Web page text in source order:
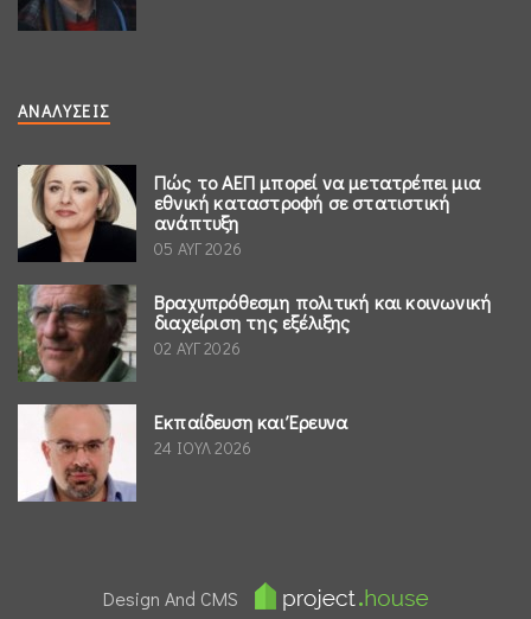
ΑΝΑΛΎΣΕΙΣ
Πώς το ΑΕΠ μπορεί να μετατρέπει μια
εθνική καταστροφή σε στατιστική
ανάπτυξη
05 ΑΥΓ 2026
Βραχυπρόθεσμη πολιτική και κοινωνική
διαχείριση της εξέλιξης
02 ΑΥΓ 2026
Εκπαίδευση και Έρευνα
24 ΙΟΥΛ 2026
Design And CMS